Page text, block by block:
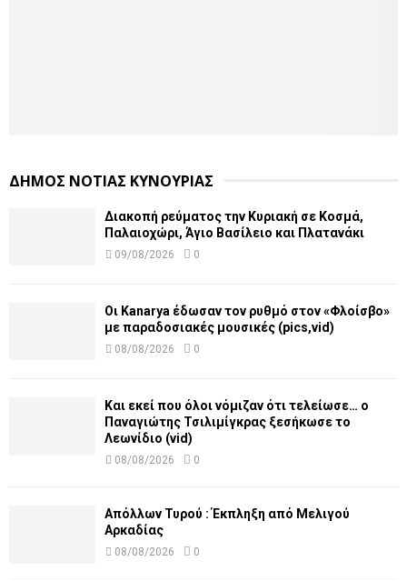
ΔΗΜΟΣ ΝΟΤΙΑΣ ΚΥΝΟΥΡΙΑΣ
Διακοπή ρεύματος την Κυριακή σε Κοσμά,
Παλαιοχώρι, Άγιο Βασίλειο και Πλατανάκι
09/08/2026 0
Οι Kanarya έδωσαν τον ρυθμό στον «Φλοίσβο»
με παραδοσιακές μουσικές (pics,vid)
08/08/2026 0
Και εκεί που όλοι νόμιζαν ότι τελείωσε… ο
Παναγιώτης Τσιλιμίγκρας ξεσήκωσε το
Λεωνίδιο (vid)
08/08/2026 0
Απόλλων Τυρού : Έκπληξη από Μελιγού
Αρκαδίας
08/08/2026 0